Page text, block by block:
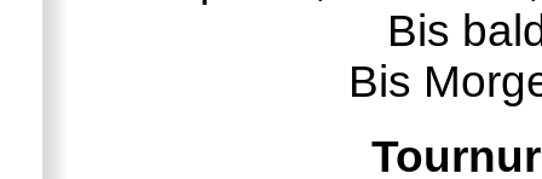
Bis
Bis